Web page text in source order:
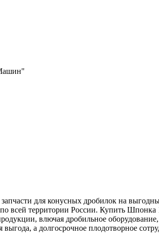
для конусных дробилок на
по всей территории России. Купить
влючая дробильное
а долгосрочное плодотворное